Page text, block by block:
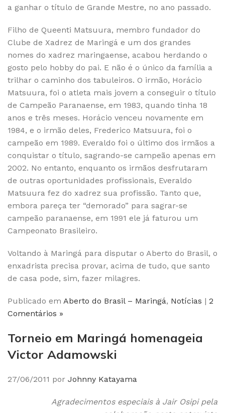
a ganhar o título de Grande Mestre, no ano passado.
Filho de Queenti Matsuura, membro fundador do
Clube de Xadrez de Maringá e um dos grandes
nomes do xadrez maringaense, acabou herdando o
gosto pelo hobby do pai. E não é o único da família a
trilhar o caminho dos tabuleiros. O irmão, Horácio
Matsuura, foi o atleta mais jovem a conseguir o título
de Campeão Paranaense, em 1983, quando tinha 18
anos e três meses. Horácio venceu novamente em
1984, e o irmão deles, Frederico Matsuura, foi o
campeão em 1989. Everaldo foi o último dos irmãos a
conquistar o título, sagrando-se campeão apenas em
2002. No entanto, enquanto os irmãos desfrutaram
de outras oportunidades profissionais, Everaldo
Matsuura fez do xadrez sua profissão. Tanto que,
embora pareça ter “demorado” para sagrar-se
campeão paranaense, em 1991 ele já faturou um
Campeonato Brasileiro.
Voltando à Maringá para disputar o Aberto do Brasil, o
enxadrista precisa provar, acima de tudo, que santo
de casa pode, sim, fazer milagres.
Publicado em Aberto do Brasil – Maringá, Notícias | 2
Comentários »
Torneio em Maringá homenageia
Victor Adamowski
27/06/2011 por Johnny Katayama
Agradecimentos especiais à Jair Osipi pela